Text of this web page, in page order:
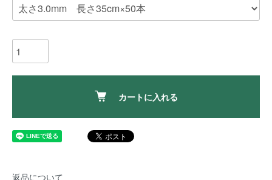
カートに入れる
返品について